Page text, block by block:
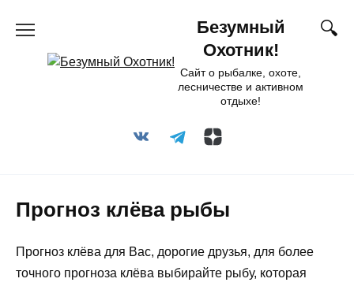
Безумный
Охотник!
Сайт о рыбалке, охоте,
лесничестве и активном
отдыхе!
Прогноз клёва рыбы
Прогноз клёва для Вас, дорогие друзья, для более
точного прогноза клёва выбирайте рыбу, которая